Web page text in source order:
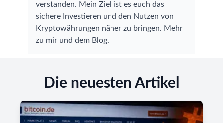
verstanden. Mein Ziel ist es euch das
sichere Investieren und den Nutzen von
Kryptowährungen näher zu bringen. Mehr
zu mir und dem Blog.
Die neuesten Artikel